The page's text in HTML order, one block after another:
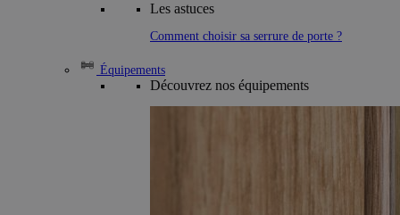
Les astuces
Comment choisir sa serrure de porte ?
Équipements
Découvrez nos équipements